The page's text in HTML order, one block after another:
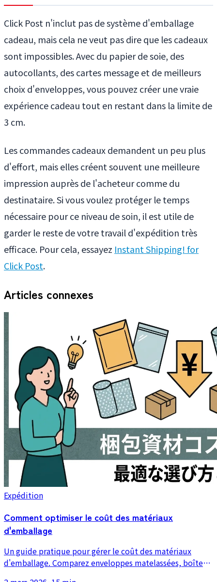
Click Post n'inclut pas de système d'emballage
cadeau, mais cela ne veut pas dire que les cadeaux
sont impossibles. Avec du papier de soie, des
autocollants, des cartes message et de meilleurs
choix d'enveloppes, vous pouvez créer une vraie
expérience cadeau tout en restant dans la limite de
3 cm.
Les commandes cadeaux demandent un peu plus
d'effort, mais elles créent souvent une meilleure
impression auprès de l'acheteur comme du
destinataire. Si vous voulez protéger le temps
nécessaire pour ce niveau de soin, il est utile de
garder le reste de votre travail d'expédition très
efficace. Pour cela, essayez Instant Shipping! for
Click Post.
Articles connexes
Expédition
Comment optimiser le coût des matériaux
d'emballage
Un guide pratique pour gérer le coût des matériaux
d'emballage. Comparez enveloppes matelassées, boîtes,